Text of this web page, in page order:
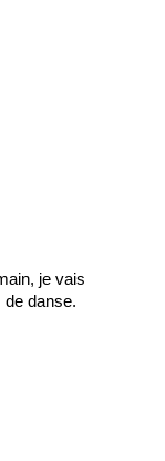
je vais
de danse.